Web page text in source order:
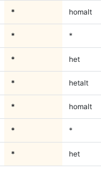
* homalt
* *
* het
* hetalt
* homalt
* *
* het